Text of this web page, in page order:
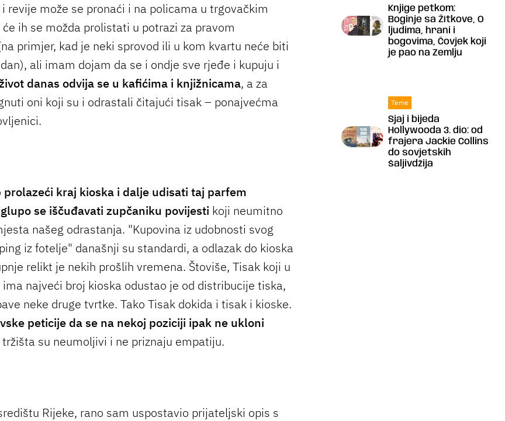
revije može se pronaći i na policama u trgovačkim
ih se možda prolistati u potrazi za pravom
primjer, kad je neki sprovod ili u kom kvartu neće biti
ali imam dojam da se i ondje sve rjeđe i kupuju i
danas odvija se u kafićima i knjižnicama, a za
oni koji su i odrastali čitajući tisak – ponajvećma
prolazeći kraj kioska i dalje udisati taj parfem
se iščuđavati zupčaniku povijesti koji neumitno
našeg odrastanja. "Kupovina iz udobnosti svog
iz fotelje" današnji su standardi, a odlazak do kioska
relikt je nekih prošlih vremena. Štoviše, Tisak koji u
najveći broj kioska odustao je od distribucije tiska,
neke druge tvrtke. Tako Tisak dokida i tisak i kioske.
peticije da se na nekoj poziciji ipak ne ukloni
tržišta su neumoljivi i ne priznaju empatiju.
Rijeke, rano sam uspostavio prijateljski opis s
Knjige petkom:
Boginje sa Žítkove, O
ljudima, hrani i
bogovima, Čovjek koji
je pao na Zemlju
Teme
Sjaj i bijeda
Hollywooda 3. dio: od
frajera Jackie Collins
do sovjetskih
šaljivdžija